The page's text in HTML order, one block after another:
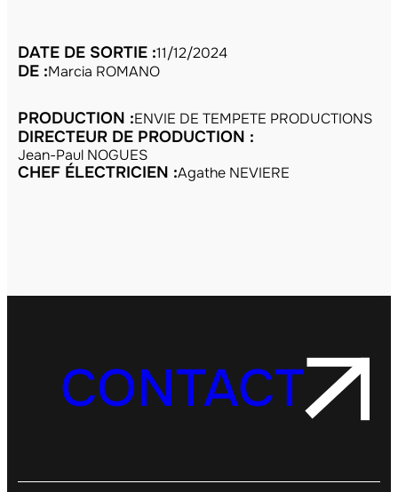
DATE DE SORTIE :11/12/2024
DE :Marcia ROMANO
PRODUCTION :ENVIE DE TEMPETE PRODUCTIONS
DIRECTEUR DE PRODUCTION :
Jean-Paul NOGUES
CHEF ÉLECTRICIEN :Agathe NEVIERE
CONTACT